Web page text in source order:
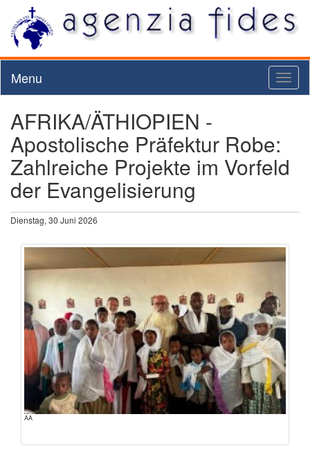
Menu
AFRIKA/ÄTHIOPIEN -
Apostolische Präfektur Robe:
Zahlreiche Projekte im Vorfeld
der Evangelisierung
Dienstag, 30 Juni 2026
AA